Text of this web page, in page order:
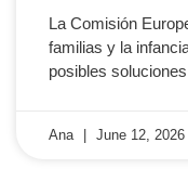
La Comisión
familias y la
posibles soluciones
Ana June 12, 2026